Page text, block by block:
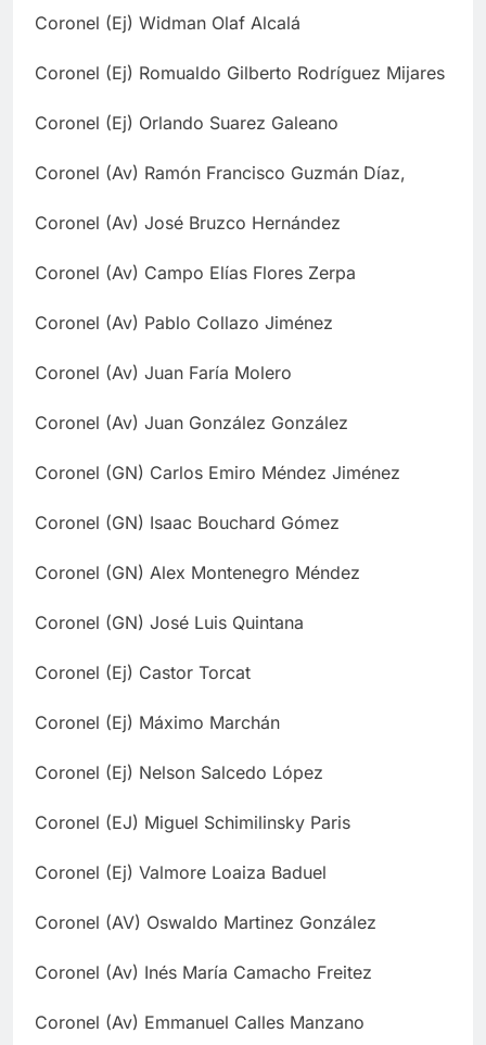
Coronel (Ej) Widman Olaf Alcalá
Coronel (Ej) Romualdo Gilberto Rodríguez Mijares
Coronel (Ej) Orlando Suarez Galeano
Coronel (Av) Ramón Francisco Guzmán Díaz,
Coronel (Av) José Bruzco Hernández
Coronel (Av) Campo Elías Flores Zerpa
Coronel (Av) Pablo Collazo Jiménez
Coronel (Av) Juan Faría Molero
Coronel (Av) Juan González González
Coronel (GN) Carlos Emiro Méndez Jiménez
Coronel (GN) Isaac Bouchard Gómez
Coronel (GN) Alex Montenegro Méndez
Coronel (GN) José Luis Quintana
Coronel (Ej) Castor Torcat
Coronel (Ej) Máximo Marchán
Coronel (Ej) Nelson Salcedo López
Coronel (EJ) Miguel Schimilinsky Paris
Coronel (Ej) Valmore Loaiza Baduel
Coronel (AV) Oswaldo Martinez González
Coronel (Av) Inés María Camacho Freitez
Coronel (Av) Emmanuel Calles Manzano